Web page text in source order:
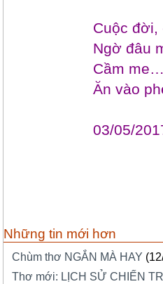
Cuộc
Ngờ đâu
Cầm
Ăn vào
03/05/
Những tin mới hơn
Chùm thơ NGẮN MÀ HAY
Thơ mới: LỊCH SỬ CHIẾN